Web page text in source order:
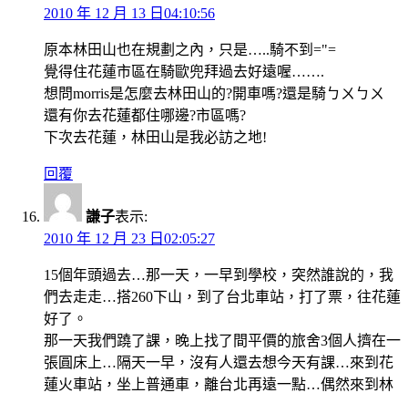
2010 年 12 月 13 日04:10:56
原本林田山也在規劃之內，只是…..騎不到="=
覺得住花蓮市區在騎歐兜拜過去好遠喔…….
想問morris是怎麼去林田山的?開車嗎?還是騎ㄅㄨㄅㄨ
還有你去花蓮都住哪邊?市區嗎?
下次去花蓮，林田山是我必訪之地!
回覆
謙子表示:
2010 年 12 月 23 日02:05:27
15個年頭過去…那一天，一早到學校，突然誰說的，我
們去走走…搭260下山，到了台北車站，打了票，往花蓮
好了。
那一天我們蹺了課，晚上找了間平價的旅舍3個人擠在一
張圓床上…隔天一早，沒有人還去想今天有課…來到花
蓮火車站，坐上普通車，離台北再遠一點…偶然來到林